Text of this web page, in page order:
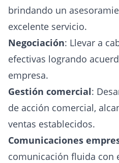
brindando un
excelente servicio.
Negociación: Llevar a
efectivas logrando
empresa.
Gestión comercial:
de acción comercial,
ventas establecidos.
Comunicaciones
comunicación fluida con